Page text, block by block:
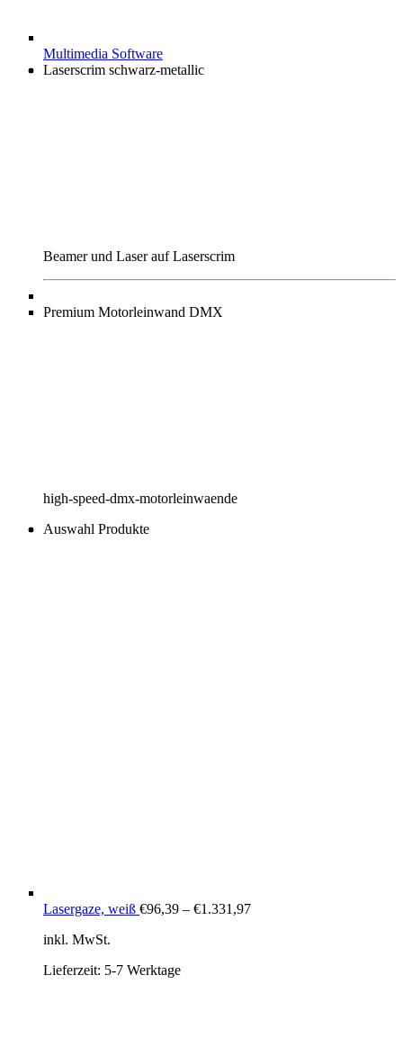
Multimedia Software
Laserscrim schwarz-metallic
Beamer und Laser auf Laserscrim
Premium Motorleinwand DMX
high-speed-dmx-motorleinwaende
Auswahl Produkte
Lasergaze, weiß €96,39 – €1.331,97
inkl. MwSt.
Lieferzeit: 5-7 Werktage